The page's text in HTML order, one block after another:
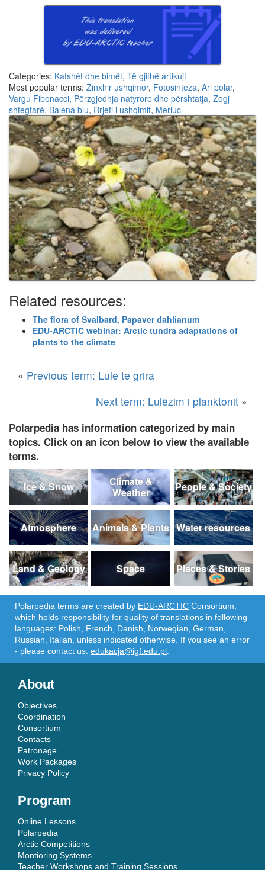
Categories: Kafshët dhe bimët, Të gjithë artikujt
Most popular terms: Zinxhir ushqimor, Fotosinteza, Ari polar,
Vargu Fibonacci, Përzgjedhja natyrore dhe përshtatja, Zogj
shtegtarë, Balena blu, Rrjeti i ushqimit, Merluc
Related resources:
The flora of Svalbard, Papaver dahlianum
EDU-ARCTIC webinar: Arctic tundra adaptations of
plants to the climate
« Previous term: Lule te grira
Next term: Lulëzim i planktonit »
Polarpedia has information categorized by main
topics. Click on an icon below to view the available
terms.
Ice & Snow
Climate &
Weather
People & Society
Atmosphere Animals & Plants Water resources
Land & Geology Space Places & Stories
Polarpedia terms are created by EDU-ARCTIC Consortium,
which holds responsibility for quality of translations in following
languages: Polish, French, Danish, Norwegian, German,
Russian, Italian, unless indicated otherwise. If you see an error
- please contact us: edukacja@igf.edu.pl
About
Objectives
Coordination
Consortium
Contacts
Patronage
Work Packages
Privacy Policy
Program
Online Lessons
Polarpedia
Arctic Competitions
Montioring Systems
Teacher Workshops and Training Sessions